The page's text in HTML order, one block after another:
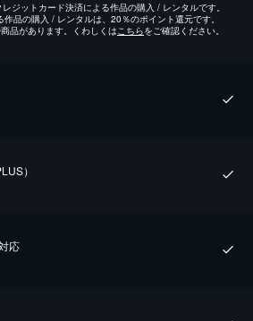
ジットカード決済による作品の購入 / レンタルです。
品の購入 / レンタルは、20％のポイント還元です。
品があります。くわしくはこちらをご確認ください。
）
応